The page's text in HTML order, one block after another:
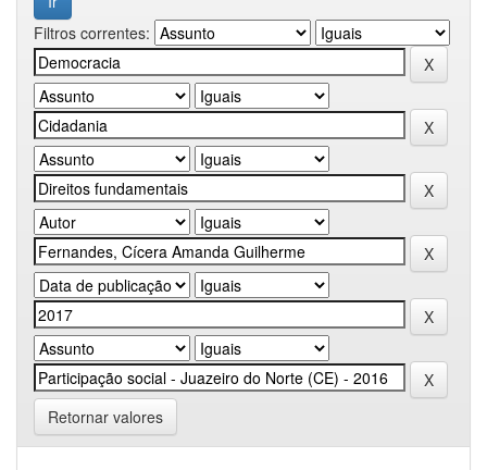
Filtros correntes:
Retornar valores